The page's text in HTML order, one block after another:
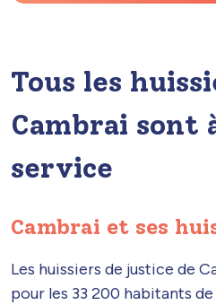
Tous les
Cambrai sont
service
Cambrai et ses
Les huissiers de justice de
pour les 33 200 habitants de